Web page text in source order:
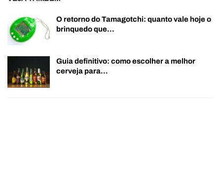
O retorno do Tamagotchi: quanto vale hoje o
brinquedo que…
Guia definitivo: como escolher a melhor
cerveja para…